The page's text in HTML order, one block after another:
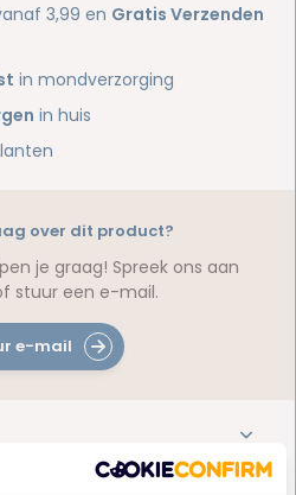
3,99 en Gratis Verzenden
in mondverzorging
in huis
over dit product?
je graag! Spreek ons aan
stuur een e-mail.
e-mail